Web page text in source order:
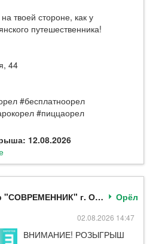
твоей стороне, как у
путешественника!
44
#бесплатноорел
#пиццаорел
12.08.2026
Кинотеатр "СОВРЕМЕННИК" г. Орёл Орёл
02.08.2026 14:47
ВНИМАНИЕ! РОЗЫГРЫШ